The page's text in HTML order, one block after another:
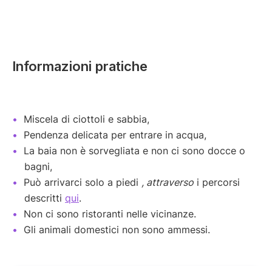
Informazioni pratiche
Miscela di ciottoli e sabbia,
Pendenza delicata per entrare in acqua,
La baia non è sorvegliata e non ci sono docce o
bagni,
Può arrivarci solo a piedi , attraverso i percorsi
descritti qui.
Non ci sono ristoranti nelle vicinanze.
Gli animali domestici non sono ammessi.